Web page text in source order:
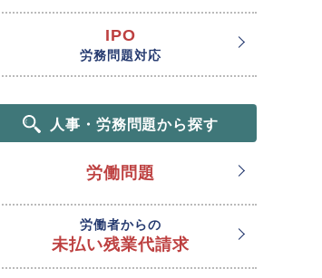
IPO
労務問題対応
人事・労務問題から探す
労働問題
労働者からの
未払い残業代請求